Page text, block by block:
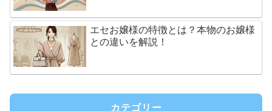
エセお嬢様の特徴とは？本物のお嬢様
との違いを解説！
カテゴリー